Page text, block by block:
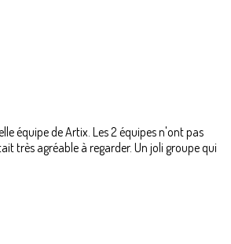
équipe de Artix. Les 2 équipes n'ont pas
très agréable à regarder. Un joli groupe qui